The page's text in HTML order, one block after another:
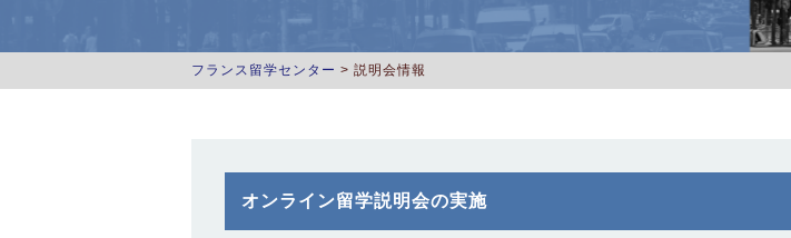
フランス留学センター > 説明会情報
オンライン留学説明会の実施